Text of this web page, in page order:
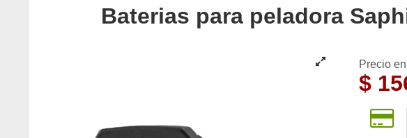
Baterias para peladora
Precio
$